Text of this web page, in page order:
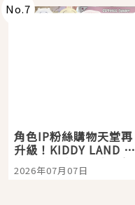
No.7
角色IP粉絲購物天堂再
升級！KIDDY LAND 原
宿店吉伊卡哇迎客，新
開幕 OMOKADO 店3分
2026年07月07日